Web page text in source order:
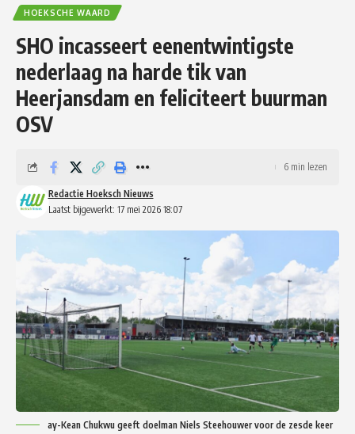
HOEKSCHE WAARD
SHO incasseert eenentwintigste
nederlaag na harde tik van
Heerjansdam en feliciteert buurman
OSV
Laatst bijgewerkt: 17 mei 2026 18:07
Redactie Hoeksch Nieuws
6 min lezen
ay-Kean Chukwu geeft doelman Niels Steehouwer voor de zesde keer